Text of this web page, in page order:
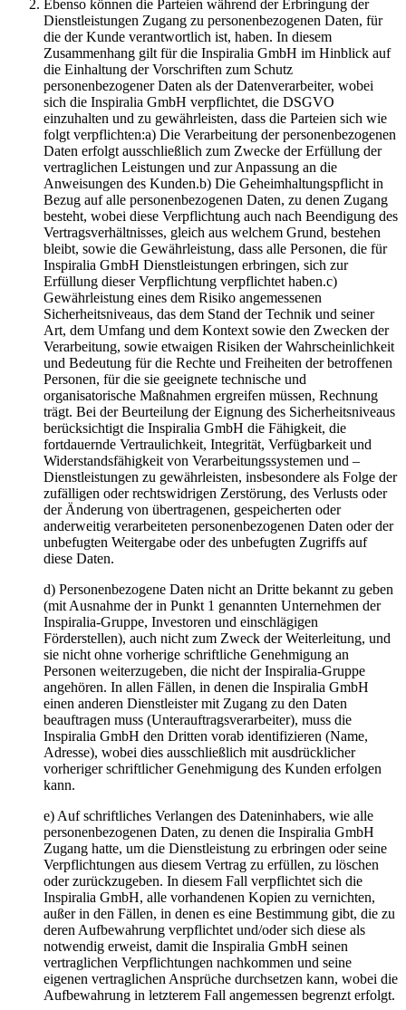
Ebenso können die Parteien während der Erbringung der
Dienstleistungen Zugang zu personenbezogenen Daten, für
die der Kunde verantwortlich ist, haben. In diesem
Zusammenhang gilt für die Inspiralia GmbH im Hinblick auf
die Einhaltung der Vorschriften zum Schutz
personenbezogener Daten als der Datenverarbeiter, wobei
sich die Inspiralia GmbH verpflichtet, die DSGVO
einzuhalten und zu gewährleisten, dass die Parteien sich wie
folgt verpflichten:a) Die Verarbeitung der personenbezogenen
Daten erfolgt ausschließlich zum Zwecke der Erfüllung der
vertraglichen Leistungen und zur Anpassung an die
Anweisungen des Kunden.b) Die Geheimhaltungspflicht in
Bezug auf alle personenbezogenen Daten, zu denen Zugang
besteht, wobei diese Verpflichtung auch nach Beendigung des
Vertragsverhältnisses, gleich aus welchem Grund, bestehen
bleibt, sowie die Gewährleistung, dass alle Personen, die für
Inspiralia GmbH Dienstleistungen erbringen, sich zur
Erfüllung dieser Verpflichtung verpflichtet haben.c)
Gewährleistung eines dem Risiko angemessenen
Sicherheitsniveaus, das dem Stand der Technik und seiner
Art, dem Umfang und dem Kontext sowie den Zwecken der
Verarbeitung, sowie etwaigen Risiken der Wahrscheinlichkeit
und Bedeutung für die Rechte und Freiheiten der betroffenen
Personen, für die sie geeignete technische und
organisatorische Maßnahmen ergreifen müssen, Rechnung
trägt. Bei der Beurteilung der Eignung des Sicherheitsniveaus
berücksichtigt die Inspiralia GmbH die Fähigkeit, die
fortdauernde Vertraulichkeit, Integrität, Verfügbarkeit und
Widerstandsfähigkeit von Verarbeitungssystemen und –
Dienstleistungen zu gewährleisten, insbesondere als Folge der
zufälligen oder rechtswidrigen Zerstörung, des Verlusts oder
der Änderung von übertragenen, gespeicherten oder
anderweitig verarbeiteten personenbezogenen Daten oder der
unbefugten Weitergabe oder des unbefugten Zugriffs auf
diese Daten.
d) Personenbezogene Daten nicht an Dritte bekannt zu geben
(mit Ausnahme der in Punkt 1 genannten Unternehmen der
Inspiralia-Gruppe, Investoren und einschlägigen
Förderstellen), auch nicht zum Zweck der Weiterleitung, und
sie nicht ohne vorherige schriftliche Genehmigung an
Personen weiterzugeben, die nicht der Inspiralia-Gruppe
angehören. In allen Fällen, in denen die Inspiralia GmbH
einen anderen Dienstleister mit Zugang zu den Daten
beauftragen muss (Unterauftragsverarbeiter), muss die
Inspiralia GmbH den Dritten vorab identifizieren (Name,
Adresse), wobei dies ausschließlich mit ausdrücklicher
vorheriger schriftlicher Genehmigung des Kunden erfolgen
kann.
e) Auf schriftliches Verlangen des Dateninhabers, wie alle
personenbezogenen Daten, zu denen die Inspiralia GmbH
Zugang hatte, um die Dienstleistung zu erbringen oder seine
Verpflichtungen aus diesem Vertrag zu erfüllen, zu löschen
oder zurückzugeben. In diesem Fall verpflichtet sich die
Inspiralia GmbH, alle vorhandenen Kopien zu vernichten,
außer in den Fällen, in denen es eine Bestimmung gibt, die zu
deren Aufbewahrung verpflichtet und/oder sich diese als
notwendig erweist, damit die Inspiralia GmbH seinen
vertraglichen Verpflichtungen nachkommen und seine
eigenen vertraglichen Ansprüche durchsetzen kann, wobei die
Aufbewahrung in letzterem Fall angemessen begrenzt erfolgt.